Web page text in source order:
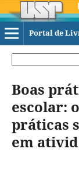
Portal de
Boas
escolar:
práticas
em